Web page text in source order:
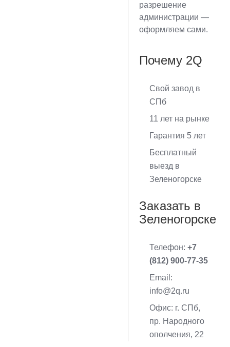
разрешение
администрации —
оформляем сами.
Почему 2Q
Свой завод в
СПб
11 лет на рынке
Гарантия 5 лет
Бесплатный
выезд в
Зеленогорске
Заказать в
Зеленогорске
Телефон: +7
(812) 900-77-35
Email:
info@2q.ru
Офис: г. СПб,
пр. Народного
ополчения, 22